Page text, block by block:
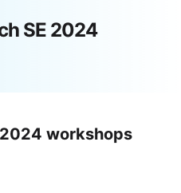
SE 2024
workshops